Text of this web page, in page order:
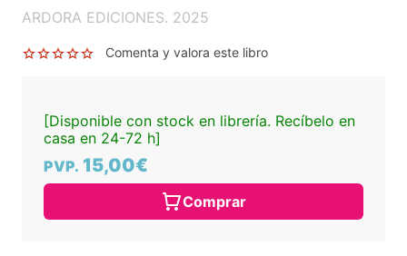
ARDORA EDICIONES. 2025
Comenta y valora este libro
[Disponible con stock en librería. Recíbelo en
casa en 24-72 h]
PVP. 15,00€
Comprar